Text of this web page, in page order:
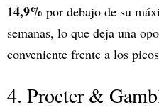
14,9% por debajo de su
semanas, lo que deja una
conveniente frente a los
4. Procter &